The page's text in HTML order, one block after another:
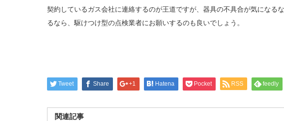
契約しているガス会社に連絡するのが王道ですが、器具の不具合が気になる
るなら、駆けつけ型の点検業者にお願いするのも良いでしょう。
Tweet Share +1 Hatena Pocket RSS feedly
関連記事